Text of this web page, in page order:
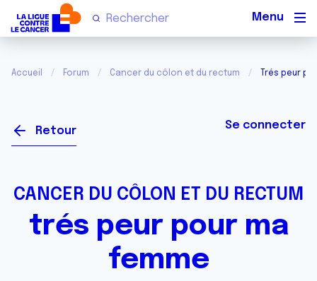
Accueil Forum Cancer du côlon et du rectum Trés peur
Retour Se connecter
CANCER DU CÔLON ET DU RECTUM
trés peur pour ma
femme